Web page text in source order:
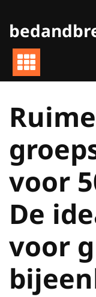
de
inhoud
gaan
Ruime
voor
De
voor